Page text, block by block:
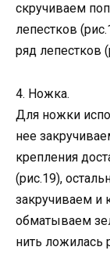
скручиваем
лепестков
ряд лепестков
4. Ножка.
Для ножки
нее
крепления
(рис.19),
закручиваем и
обматываем
нить ложилась